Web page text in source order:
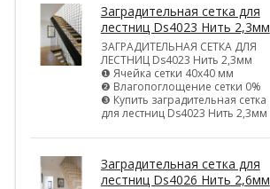
Заградительная сетка для
лестниц Ds4023 Нить 2,3мм
ЗАГРАДИТЕЛЬНАЯ СЕТКА ДЛЯ
ЛЕСТНИЦ Ds4023 Нить 2,3мм
❶ Ячейка сетки 40х40 мм
❷ Влагопоглощение сетки 0%
❸ Купить заградительная сетка
для лестниц Ds4023 Нить 2,3мм
Заградительная сетка для
лестниц Ds4026 Нить 2,6мм